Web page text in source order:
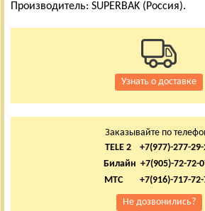
Производитель: SUPERBAK (Россия).
Узнать о доставке
Заказывайте по
TELE 2 +7(977)-277-29-
Билайн +7(905)-72-72-
МТС +7(916)-717-72-
Не дозвонились?